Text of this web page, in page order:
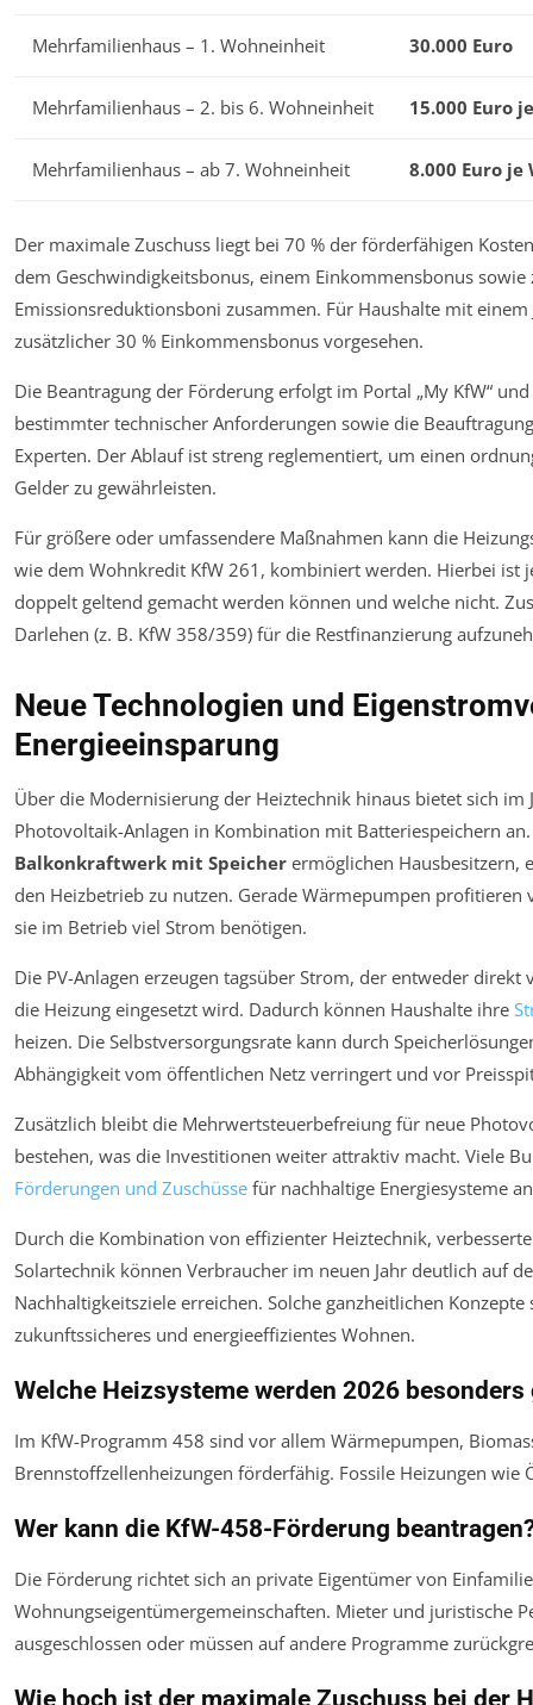
Mehrfamilienhaus – 1. Wohneinheit 30.000 Euro
Mehrfamilienhaus – 2. bis 6. Wohneinheit 15.000 Euro
Mehrfamilienhaus – ab 7. Wohneinheit 8.000 Euro
Der maximale Zuschuss liegt bei 70 % der förderfähigen
dem Geschwindigkeitsbonus, einem Einkommensbonus sowie
Emissionsreduktionsboni zusammen. Für Haushalte mit
zusätzlicher 30 % Einkommensbonus vorgesehen.
Die Beantragung der Förderung erfolgt im Portal „My KfW“
bestimmter technischer Anforderungen sowie die
Experten. Der Ablauf ist streng reglementiert, um einen
Gelder zu gewährleisten.
Für größere oder umfassendere Maßnahmen kann die
wie dem Wohnkredit KfW 261, kombiniert werden. Hierbei ist
doppelt geltend gemacht werden können und welche nicht.
Darlehen (z. B. KfW 358/359) für die Restfinanzierung
Neue Technologien und
Energieeinsparung
Über die Modernisierung der Heiztechnik hinaus bietet sich
Photovoltaik-Anlagen in Kombination mit Batteriespeichern
Balkonkraftwerk mit Speicher ermöglichen Hausbesitzern,
den Heizbetrieb zu nutzen. Gerade Wärmepumpen
sie im Betrieb viel Strom benötigen.
Die PV-Anlagen erzeugen tagsüber Strom, der entweder
die Heizung eingesetzt wird. Dadurch können Haushalte ihre
heizen. Die Selbstversorgungsrate kann durch
Abhängigkeit vom öffentlichen Netz verringert und vor
Zusätzlich bleibt die Mehrwertsteuerbefreiung für neue
bestehen, was die Investitionen weiter attraktiv macht. Viele
Förderungen und Zuschüsse für nachhaltige Energiesysteme
Durch die Kombination von effizienter Heiztechnik,
Solartechnik können Verbraucher im neuen Jahr deutlich auf
Nachhaltigkeitsziele erreichen. Solche ganzheitlichen
zukunftssicheres und energieeffizientes Wohnen.
Welche Heizsysteme werden 2026
Im KfW-Programm 458 sind vor allem Wärmepumpen,
Brennstoffzellenheizungen förderfähig. Fossile Heizungen wie
Wer kann die KfW-458-Förderung
Die Förderung richtet sich an private Eigentümer von
Wohnungseigentümergemeinschaften. Mieter und juristische
ausgeschlossen oder müssen auf andere Programme
Wie hoch ist der maximale Zuschuss bei der